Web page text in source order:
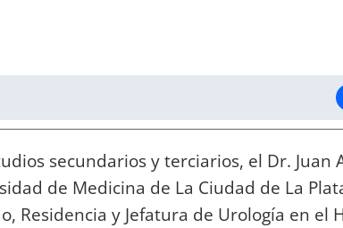
secundarios y terciarios, el Dr. Juan
de Medicina de La Ciudad de La
Residencia y Jefatura de Urología en el